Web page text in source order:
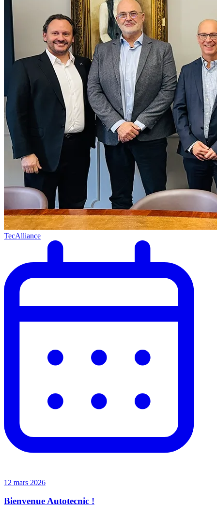
TecAlliance
12 mars 2026
Bienvenue Autotecnic !